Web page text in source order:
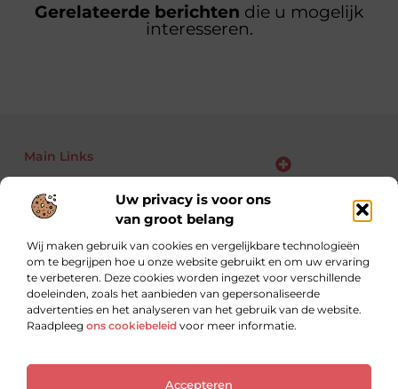
Uw privacy is voor ons
van groot belang
Wij maken gebruik van cookies en vergelijkbare technologieën
om te begrijpen hoe u onze website gebruikt en om uw ervaring
te verbeteren. Deze cookies worden ingezet voor verschillende
doeleinden, zoals het aanbieden van gepersonaliseerde
advertenties en het analyseren van het gebruik van de website.
Raadpleeg ons cookiebeleid voor meer informatie.
Accepteren
Gerelateerde berichten die u mogelijk
interesseren.
Main Links
Altijd op zoek naar nieuwe inzichten.
Lees, leer en ontdek met blogs over uiteenlopende
onderwerpen.